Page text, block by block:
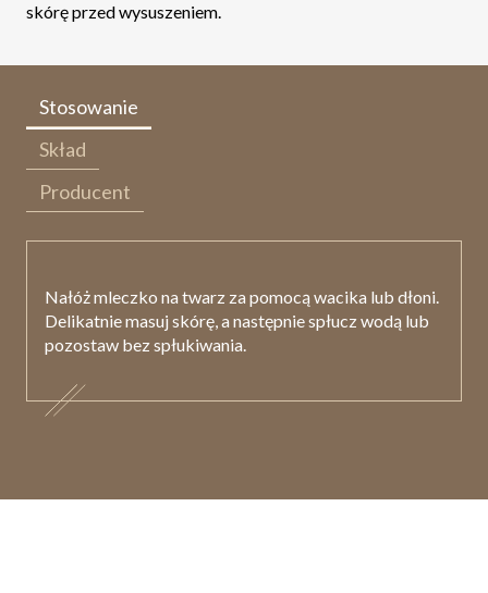
skórę przed wysuszeniem.
Stosowanie
Skład
Producent
Nałóż mleczko na twarz za pomocą wacika lub dłoni.
Delikatnie masuj skórę, a następnie spłucz wodą lub
pozostaw bez spłukiwania.